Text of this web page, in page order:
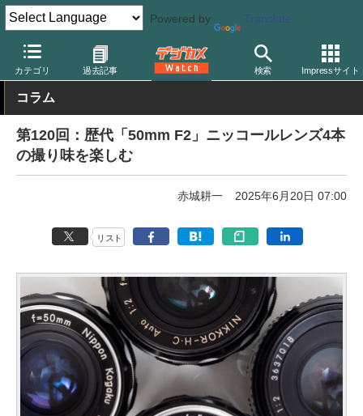
Powered by Translate
カテゴリ 過去記事 検索 Impressサイト
デジカメ Watch レンズ 交換レンズ ニコン
コラム
第120回：歴代「50mm F2」ニッコールレンズ4本
の撮り味を楽しむ
赤城耕一 2025年6月20日 07:00
リスト